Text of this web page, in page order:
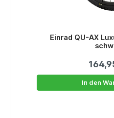
Einrad QU-AX
In den